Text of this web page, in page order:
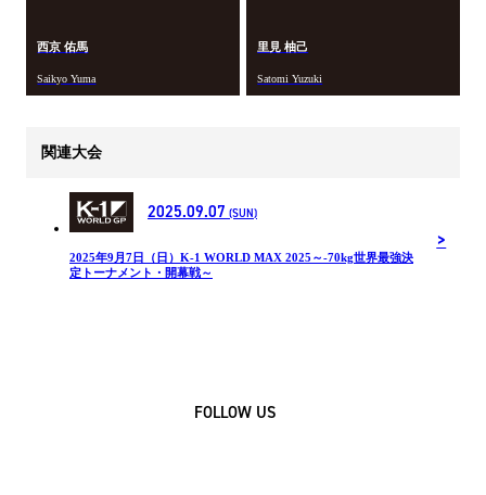
西京 佑馬
Saikyo Yuma
里見 柚己
Satomi Yuzuki
関連大会
2025.09.07 (SUN)
2025年9月7日（日）K-1 WORLD MAX 2025～-70kg世界最強決
定トーナメント・開幕戦～
FOLLOW US